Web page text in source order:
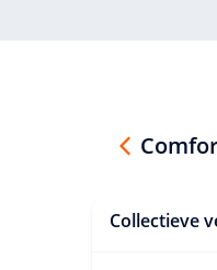
Collectieve